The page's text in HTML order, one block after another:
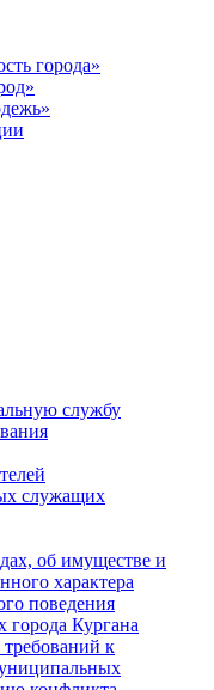
города»
службу
служащих
об имуществе и
характера
поведения
Кургана
к